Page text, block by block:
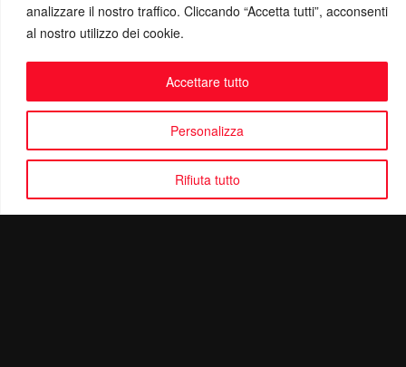
analizzare il nostro traffico. Cliccando “Accetta tutti”, acconsenti
al nostro utilizzo dei cookie.
Personalizza
Rifiuta tutto
Accettare tutto